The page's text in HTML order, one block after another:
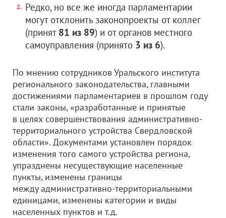
Редко, но все же иногда парламентарии
могут отклонить законопроекты от коллег
(принят 81 из 89) и от органов местного
самоуправления (принято 3 из 6).
По мнению сотрудников Уральского института
регионального законодательства, главными
достижениями парламентариев в прошлом году
стали законы, «разработанные и принятые
в целях совершенствования административно-
территориального устройства Свердловской
области». Документами установлен порядок
изменения того самого устройства региона,
упразднены несуществующие населенные
пункты, изменены границы
между административно-территориальными
единицами, изменены категории и виды
населенных пунктов и т.д.